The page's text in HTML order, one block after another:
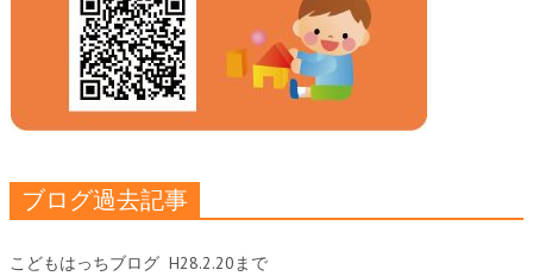
ブログ過去記事
こどもはっちブログ H28.2.20まで